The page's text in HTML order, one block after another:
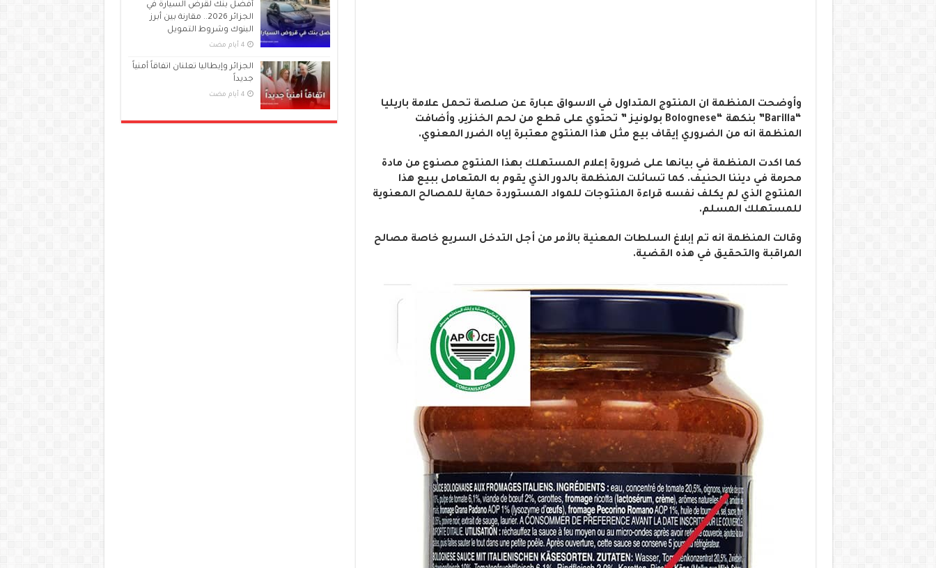
وأوضحت المنظمة ان المنتوج المتداول في الاسواق عبارة عن صلصة تحمل علامة باريليا
“Barilla” بنكهة “Bolognese بولونيز ” تحتوي على قطع من لحم الخنزير. وأضافت
المنظمة انه من الضروري إيقاف بيع مثل هذا المنتوج معتبرة إياه الضرر المعنوي.
كما اكدت المنظمة في بيانها على ضرورة إعلام المستهلك بهذا المنتوج مصنوع من مادة
محرمة في ديننا الحنيف. كما تسائلت المنظمة بالدور الذي يقوم به المتعامل ببيع هذا
المنتوج الذي لم يكلف نفسه قراءة المنتوجات للمواد المستوردة حماية للمصالح المعنوية
للمستهلك المسلم.
وقالت المنظمة انه تم إبلاغ السلطات المعنية بالأمر من أجل التدخل السريع خاصة مصالح
المراقبة والتحقيق في هذه القضية.
أفضل بنك لقرض السيارة في
الجزائر 2026.. مقارنة بين أبرز
البنوك وشروط التمويل
الجزائر وإيطاليا تعلنان اتفاقاً أمنياً
جديداً